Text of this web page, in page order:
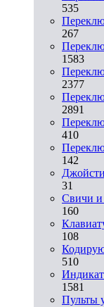
535
267
1583
2377
2891
410
142
31
Свичи и
160
108
510
1581
Пульты